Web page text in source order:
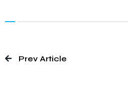
Prev Article